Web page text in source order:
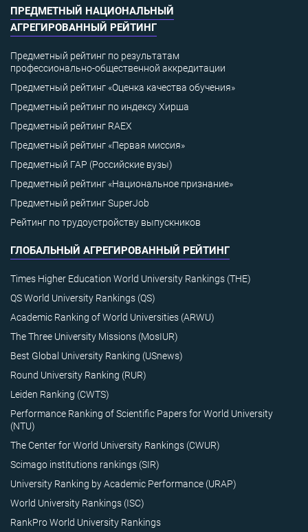
ПРЕДМЕТНЫЙ НАЦИОНАЛЬНЫЙ
АГРЕГИРОВАННЫЙ РЕЙТИНГ
Предметный рейтинг по результатам
профессионально-общественной аккредитации
Предметный рейтинг «Оценка качества обучения»
Предметный рейтинг по индексу Хирша
Предметный рейтинг RAEX
Предметный рейтинг «Первая миссия»
Предметный ГАР (Российские вузы)
Предметный рейтинг «Национальное признание»
Предметный рейтинг SuperJob
Рейтинг по трудоустройству выпускников
ГЛОБАЛЬНЫЙ АГРЕГИРОВАННЫЙ РЕЙТИНГ
Times Higher Education World University Rankings (THE)
QS World University Rankings (QS)
Academic Ranking of World Universities (ARWU)
The Three University Missions (MosIUR)
Best Global University Ranking (USnews)
Round University Ranking (RUR)
Leiden Ranking (CWTS)
Performance Ranking of Scientific Papers for World University
(NTU)
The Center for World University Rankings (CWUR)
Scimago institutions rankings (SIR)
University Ranking by Academic Performance (URAP)
World University Rankings (ISC)
RankPro World University Rankings